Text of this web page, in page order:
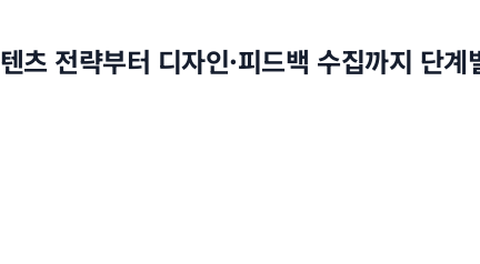
전략부터 디자인·피드백 수집까지 단계